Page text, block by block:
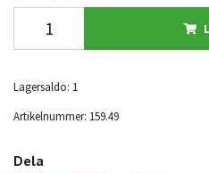
Lagersaldo: 1
Artikelnummer: 159.49
Dela